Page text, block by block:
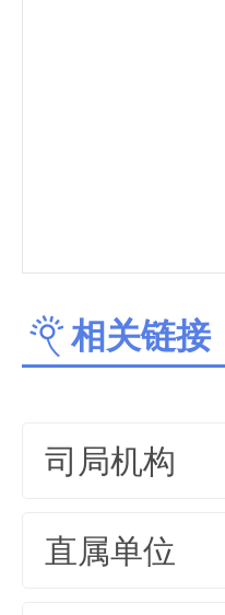
相关链接
司局机构
直属单位